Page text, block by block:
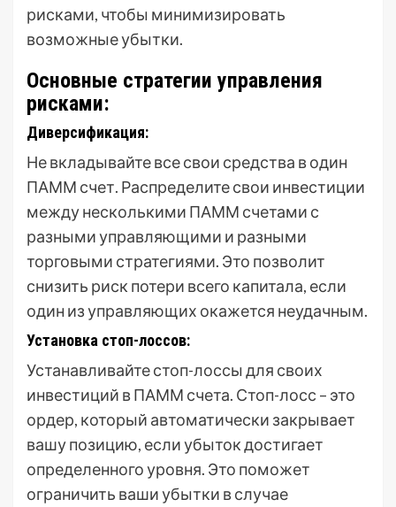
рисками, чтобы минимизировать
возможные убытки.
Основные стратегии управления
рисками:
Диверсификация:
Не вкладывайте все свои средства в один
ПАММ счет. Распределите свои инвестиции
между несколькими ПАММ счетами с
разными управляющими и разными
торговыми стратегиями. Это позволит
снизить риск потери всего капитала, если
один из управляющих окажется неудачным.
Установка стоп-лоссов:
Устанавливайте стоп-лоссы для своих
инвестиций в ПАММ счета. Стоп-лосс – это
ордер, который автоматически закрывает
вашу позицию, если убыток достигает
определенного уровня. Это поможет
ограничить ваши убытки в случае